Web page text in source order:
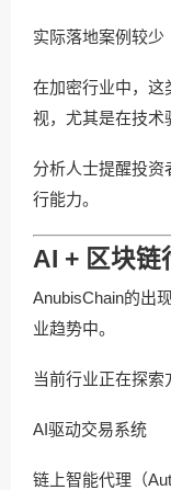
实际落地案例较少
在加密行业中，这
视，尤其是在技术
分析人士提醒投资
行能力。
AI + 区块链
AnubisChain的出
业趋势中。
当前行业正在探索
AI驱动交易系统
链上智能代理（